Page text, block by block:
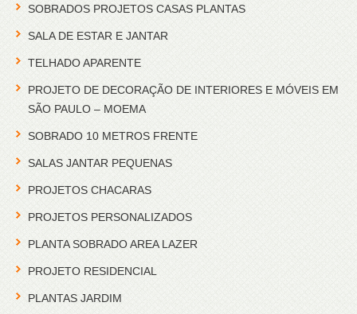
SOBRADOS PROJETOS CASAS PLANTAS
SALA DE ESTAR E JANTAR
TELHADO APARENTE
PROJETO DE DECORAÇÃO DE INTERIORES E MÓVEIS EM
SÃO PAULO – MOEMA
SOBRADO 10 METROS FRENTE
SALAS JANTAR PEQUENAS
PROJETOS CHACARAS
PROJETOS PERSONALIZADOS
PLANTA SOBRADO AREA LAZER
PROJETO RESIDENCIAL
PLANTAS JARDIM